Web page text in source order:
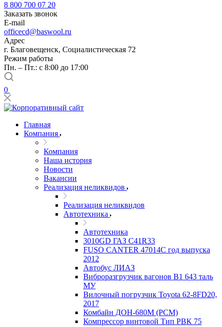
8 800 700 07 20
Заказать звонок
E-mail
officecd@baswool.ru
Адрес
г. Благовещенск, Социалистическая 72
Режим работы
Пн. – Пт.: с 8:00 до 17:00
0
Главная
Компания
Компания
Наша история
Новости
Вакансии
Реализация неликвидов
Реализация неликвидов
Автотехника
Автотехника
3010GD ГАЗ С41R33
FUSO CANTER 47014C год выпуска
2012
Автобус ЛИАЗ
Виброразгрузчик вагонов В1 643 таль
МУ
Вилочный погрузчик Toyota 62-8FD20,
2017
Комбайн ДОН-680М (РСМ)
Компрессор винтовой Тип РВК 75